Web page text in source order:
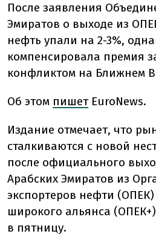
После заявления
Эмиратов о выходе из
нефть упали на 2-3%,
компенсировала премия
конфликтом на Ближнем
Об этом пишет EuroNews.
Издание отмечает, что
сталкиваются с новой
после официального
Арабских Эмиратов из
экспортеров нефти (ОПЕК)
широкого альянса
в пятницу.